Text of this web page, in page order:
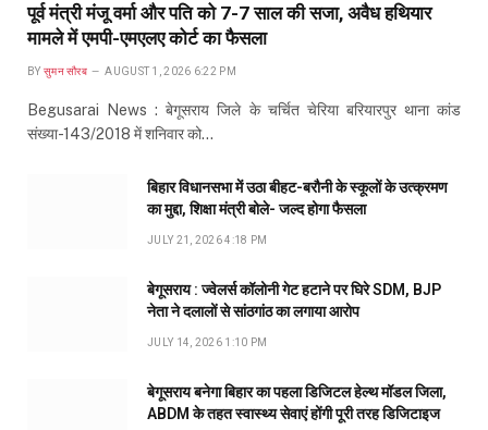
पूर्व मंत्री मंजू वर्मा और पति को 7-7 साल की सजा, अवैध हथियार
मामले में एमपी-एमएलए कोर्ट का फैसला
BY सुमन सौरब AUGUST 1, 2026 6:22 PM
Begusarai News : बेगूसराय जिले के चर्चित चेरिया बरियारपुर थाना कांड
संख्या-143/2018 में शनिवार को…
बिहार विधानसभा में उठा बीहट-बरौनी के स्कूलों के उत्क्रमण
का मुद्दा, शिक्षा मंत्री बोले- जल्द होगा फैसला
JULY 21, 2026 4:18 PM
बेगूसराय : ज्वेलर्स कॉलोनी गेट हटाने पर घिरे SDM, BJP
नेता ने दलालों से सांठगांठ का लगाया आरोप
JULY 14, 2026 1:10 PM
बेगूसराय बनेगा बिहार का पहला डिजिटल हेल्थ मॉडल जिला,
ABDM के तहत स्वास्थ्य सेवाएं होंगी पूरी तरह डिजिटाइज